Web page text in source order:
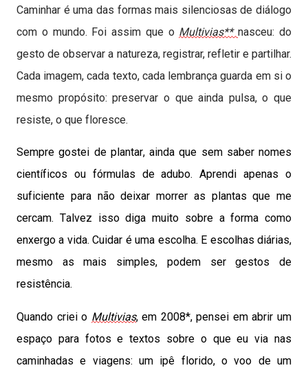
Caminhar é uma das formas mais silenciosas de diálogo
com o mundo. Foi assim que o Multivias**nasceu:do
gesto de observar a natureza, registrar, refletir e partilhar.
Cada imagem, cada texto, cada lembrança guarda em si o
mesmo propósito: preservar o que ainda pulsa, o que
resiste, o que floresce.
Sempre gostei de plantar, ainda que sem saber nomes
científicos ou fórmulas de adubo. Aprendi apenas o
suficiente para não deixar morrer as plantas que me
cercam. Talvez isso diga muito sobre a forma como
enxergo a vida. Cuidar é uma escolha. E escolhas diárias,
mesmo as mais simples, podem ser gestos de
resistência.
Quando criei o Multivias, em 2008*, pensei em abrir um
espaço para fotos e textos sobre o que eu via nas
caminhadas e viagens: um ipê florido, o voo de um